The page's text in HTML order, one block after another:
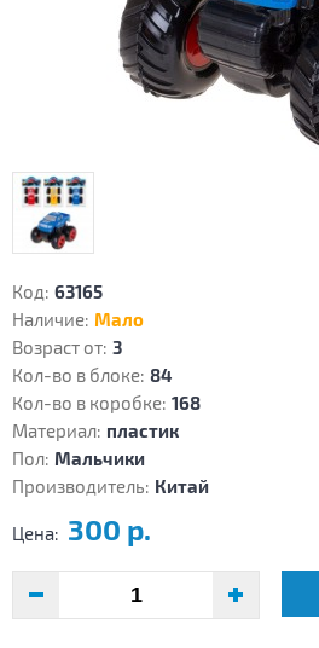
Код: 63165
Наличие: Мало
Возраст от: 3
Кол-во в блоке: 84
Кол-во в коробке: 168
Материал: пластик
Пол: Мальчики
Производитель: Китай
Цена: 300 р.